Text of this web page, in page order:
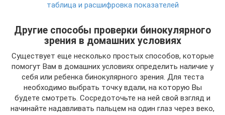
таблица и расшифровка показателей
Другие способы проверки бинокулярного
зрения в домашних условиях
Существует еще несколько простых способов, которые
помогут Вам в домашних условиях определить наличие у
себя или ребенка бинокулярного зрения. Для теста
необходимо выбрать точку вдали, на которую Вы
будете смотреть. Сосредоточьте на ней свой взгляд и
начинайте надавливать пальцем на один глаз через веко,